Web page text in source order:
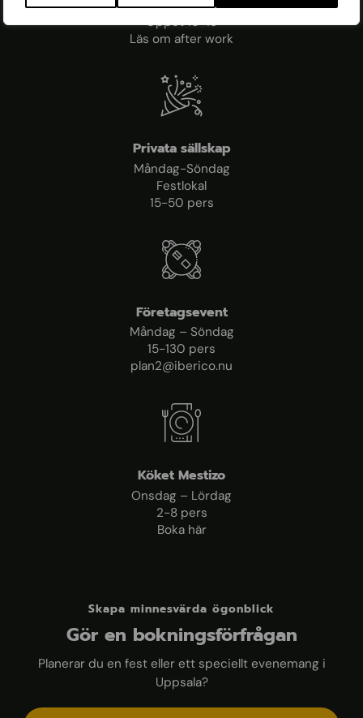
Onsdag-Fredag
Öppet 16-19
Läs om after work
Privata sällskap
Måndag-Söndag
Festlokal
15-50 pers
Företagsevent
Måndag – Söndag
15-130 pers
plan2@iberico.nu
Köket Mestizo
Onsdag – Lördag
2-8 pers
Boka här
Skapa minnesvärda ögonblick
Gör en bokningsförfrågan
Planerar du en fest eller ett speciellt evenemang i
Uppsala?